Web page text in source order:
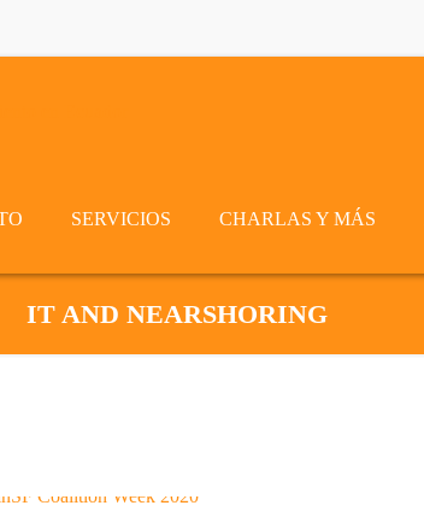
SERVICIOS CHARLAS Y MÁS
IT AND NEARSHORING